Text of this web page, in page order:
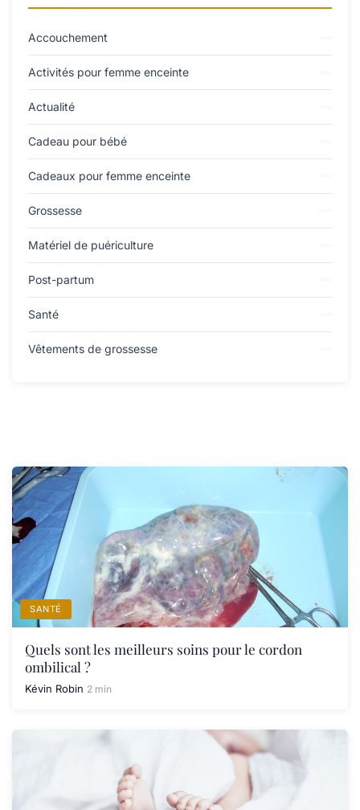
Accouchement
Activités pour femme enceinte
Actualité
Cadeau pour bébé
Cadeaux pour femme enceinte
Grossesse
Matériel de puériculture
Post-partum
Santé
Vêtements de grossesse
SANTÉ
Quels sont les meilleurs soins pour le cordon
ombilical ?
Kévin Robin 2 min